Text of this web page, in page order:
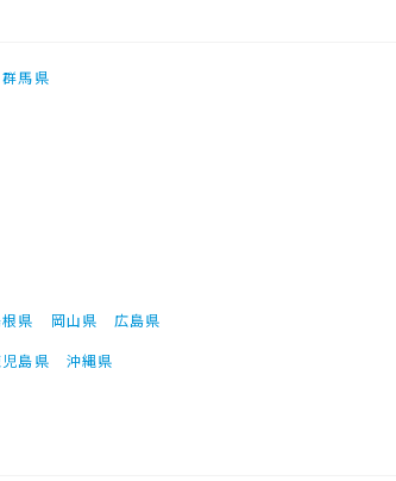
群馬県
県 岡山県
広島県
児島県 沖縄県